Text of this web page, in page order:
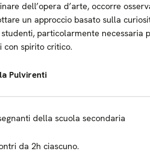
dell’opera d’arte, occorre
un approccio basato sulla
particolarmente necessaria
con spirito critico.
Pulvirenti
della scuola secondaria
da 2h ciascuno.